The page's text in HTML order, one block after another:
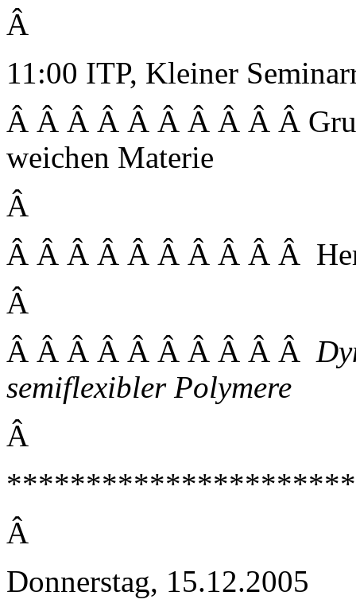
Â
11:00 ITP, Kleiner
Â Â Â Â Â Â Â Â Â Â
weichen Materie
Â
Â Â Â Â Â Â Â Â Â Â
Â
Â Â Â Â Â Â Â Â Â Â
semiflexibler Polymere
Â
Â
Donnerstag, 15.12.2005